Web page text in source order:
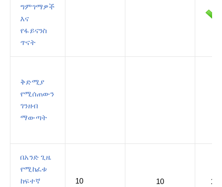
ግምገማዎች
እና
የፋይናንስ
ጥናት
ቅድሚያ
የሚሰጠውን
ገንዘብ
ማውጣት
በአንድ ጊዜ
የሚከፈቱ
ከፍተኛ
10 10 15